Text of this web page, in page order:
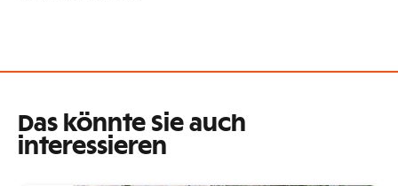
Das könnte Sie auch
interessieren